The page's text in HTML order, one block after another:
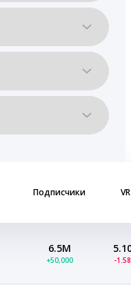
Подписчики VR
6.5M
+50,000 -